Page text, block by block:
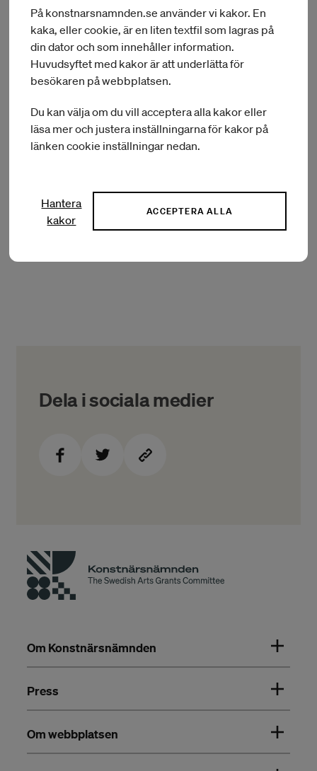
Verket ”La Liberazione” från år 1625 är komponerat av en
kvinna och ett av de första verken som etablerar det vi idag
kallar opera och ska ha premiär under Confidencen Opera &
Music Festival i augusti.
I denna omgång hanterades 70 ansökningar varav 35
Nästa deadline för att söka resebidrag och internationella
utbyten är den 4 maj kl. 14.00.
Förteckning över beviljade Internationellt utbyte
och resebidrag inom teater
Dela i sociala medier
Om Konstnärsnämnden
Press
Om webbplatsen
På konstnarsnamnden.se använder vi kakor. En
kaka, eller cookie, är en liten textfil som lagras på
din dator och som innehåller information.
Huvudsyftet med kakor är att underlätta för
besökaren på webbplatsen.
Du kan välja om du vill acceptera alla kakor eller
läsa mer och justera inställningarna för kakor på
länken cookie inställningar nedan.
Hantera
kakor
ACCEPTERA ALLA